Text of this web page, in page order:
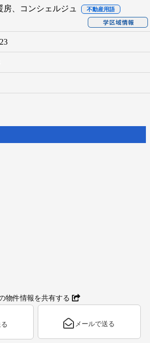
房、コンシェルジュ
不動産用語
物件情報を共有する
メールで送る